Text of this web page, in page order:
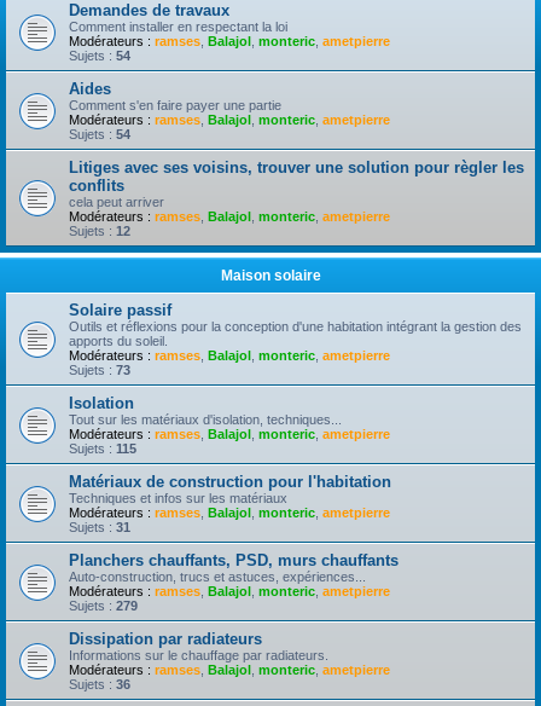
Demandes de travaux
Comment installer en respectant la loi
Modérateurs : ramses Balajol monteric ametpierre
Sujets : 54
Aides
Comment s'en faire payer une partie
Modérateurs : ramses Balajol monteric ametpierre
Sujets : 54
Litiges avec ses voisins, trouver une solution pour règler les
conflits
cela peut arriver
Modérateurs : ramses Balajol monteric ametpierre
Sujets : 12
Maison solaire
Solaire passif
Outils et réflexions pour la conception d'une habitation intégrant la gestion des
apports du soleil.
Modérateurs : ramses Balajol monteric ametpierre
Sujets : 73
Isolation
Tout sur les matériaux d'isolation, techniques...
Modérateurs : ramses Balajol monteric ametpierre
Sujets : 115
Matériaux de construction pour l'habitation
Techniques et infos sur les matériaux
Modérateurs : ramses Balajol monteric ametpierre
Sujets : 31
Planchers chauffants, PSD, murs chauffants
Auto-construction, trucs et astuces, expériences...
Modérateurs : ramses Balajol monteric ametpierre
Sujets : 279
Dissipation par radiateurs
Informations sur le chauffage par radiateurs.
Modérateurs : ramses Balajol monteric ametpierre
Sujets : 36